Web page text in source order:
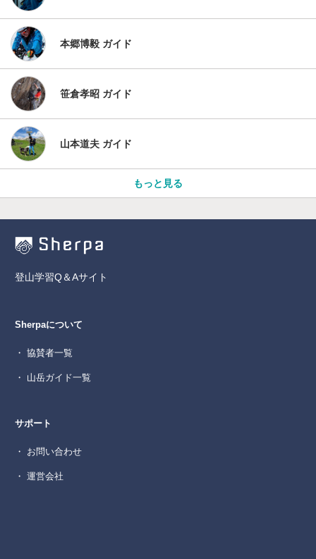
本郷博毅 ガイド
笹倉孝昭 ガイド
山本道夫 ガイド
もっと見る
登山学習Q＆Aサイト
Sherpaについて
・ 協賛者一覧
・ 山岳ガイド一覧
サポート
・ お問い合わせ
・ 運営会社